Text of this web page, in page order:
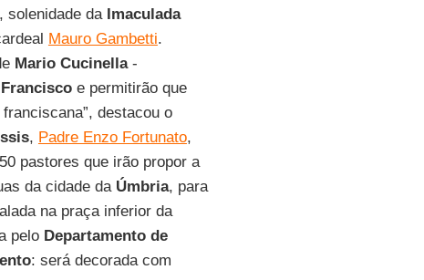
solenidade da Imaculada
Mauro Gambetti.
Mario Cucinella-
e permitirão que
destacou o
, Padre Enzo Fortunato,
pastores que irão propor a
da cidade da Úmbria, para
na praça inferior da
pelo Departamento de
: será decorada com